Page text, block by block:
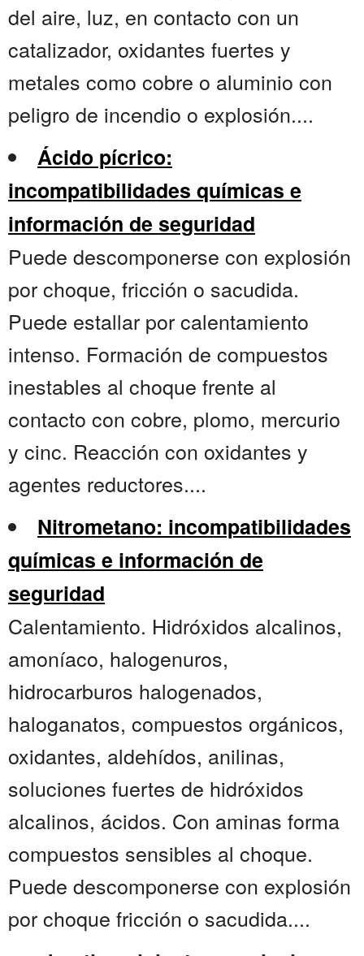
del aire, luz, en contacto con un
catalizador, oxidantes fuertes y
metales como cobre o aluminio con
peligro de incendio o explosión....
Ácido pícrico:
incompatibilidades químicas e
información de seguridad
Puede descomponerse con explosión
por choque, fricción o sacudida.
Puede estallar por calentamiento
intenso. Formación de compuestos
inestables al choque frente al
contacto con cobre, plomo, mercurio
y cinc. Reacción con oxidantes y
agentes reductores....
Nitrometano: incompatibilidades
químicas e información de
seguridad
Calentamiento. Hidróxidos alcalinos,
amoníaco, halogenuros,
hidrocarburos halogenados,
haloganatos, compuestos orgánicos,
oxidantes, aldehídos, anilinas,
soluciones fuertes de hidróxidos
alcalinos, ácidos. Con aminas forma
compuestos sensibles al choque.
Puede descomponerse con explosión
por choque fricción o sacudida....